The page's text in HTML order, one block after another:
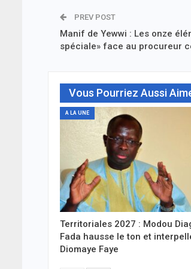
PREV POST
Manif de Yewwi : Les onze
spéciale» face au procureur
Vous Pourriez Aussi
A LA UNE
Territoriales 2027 : Modou
Fada hausse le ton et
Diomaye Faye